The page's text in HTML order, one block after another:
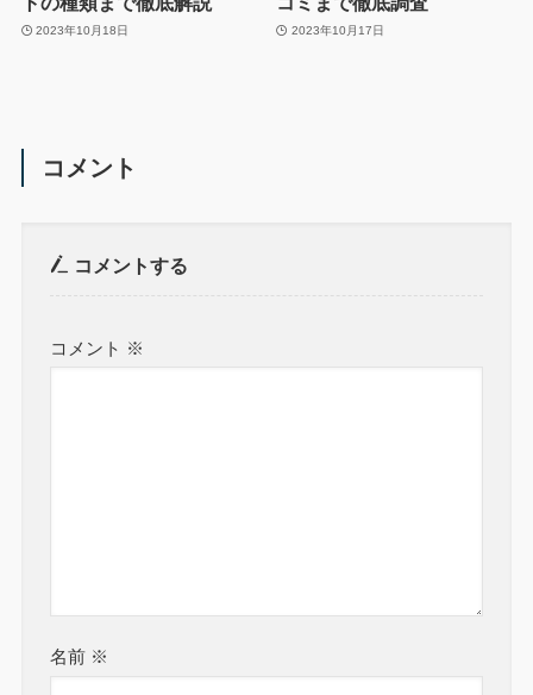
2023年10月18日 2023年10月17日
コメント
コメントする
コメント ※
名前 ※